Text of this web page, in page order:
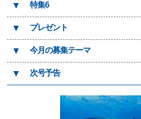
▼ 特集6
▼ プレゼント
▼ 今月の募集テーマ
▼ 次号予告